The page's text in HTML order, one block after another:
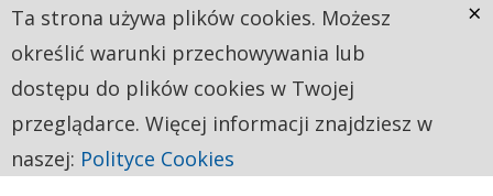
Ta strona używa plików cookies. Możesz
określić warunki przechowywania lub
dostępu do plików cookies w Twojej
przeglądarce. Więcej informacji znajdziesz w
naszej: Polityce Cookies
×